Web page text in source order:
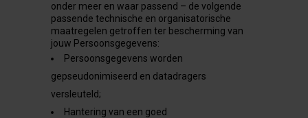
onder meer en waar passend – de volgende
passende technische en organisatorische
maatregelen getroffen ter bescherming van
jouw Persoonsgegevens:
Persoonsgegevens worden
gepseudonimiseerd en datadragers
versleuteld;
Hantering van een goed